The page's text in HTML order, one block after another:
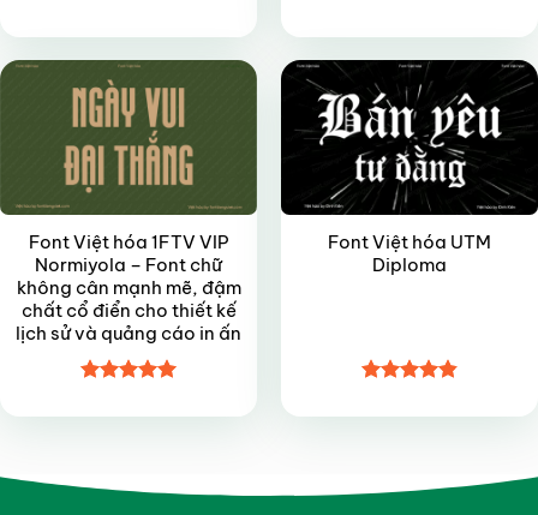
hạng4.45
5 sao
hạng4.5
5 sao
Font Việt hóa 1FTV VIP
Normiyola – Font chữ
không cân mạnh mẽ, đậm
chất cổ điển cho thiết kế
lịch sử và quảng cáo in ấn
hạng4.95
Font Việt hóa UTM
Diploma
hạng4.85